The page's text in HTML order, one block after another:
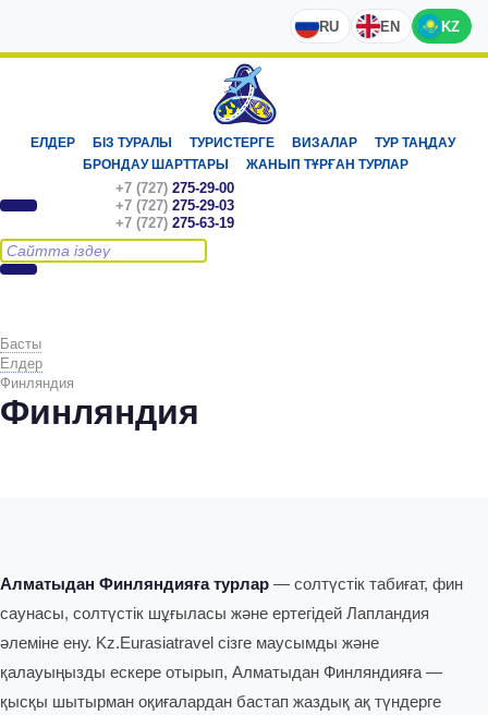
RU EN KZ
ЕЛДЕР БІЗ ТУРАЛЫ ТУРИСТЕРГЕ ВИЗАЛАР
ТУР ТАҢДАУ
БРОНДАУ ШАРТТАРЫ
ЖАНЫП ТҰРҒАН ТУРЛАР
+7 (727) 275-29-00
+7 (727) 275-29-03
+7 (727) 275-63-19
Басты
Елдер
Финляндия
Финляндия
Алматыдан Финляндияға турлар — солтүстік табиғат, фин
саунасы, солтүстік шұғыласы және ертегідей Лапландия
әлеміне ену. Kz.Eurasiatravel сізге маусымды және
қалауыңызды ескере отырып, Алматыдан Финляндияға —
қысқы шытырман оқиғалардан бастап жаздық ақ түндерге